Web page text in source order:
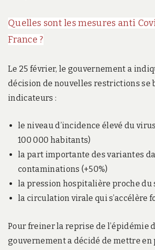
Quelles sont les mesures anti
France ?
Le 25 février, le gouvernement a
décision de nouvelles restrictions se
indicateurs :
le niveau d’incidence élevé du
100 000 habitants)
la part importante des variantes
contaminations (+50%)
la pression hospitalière proche du
la circulation virale qui s’accélère
Pour freiner la reprise de l’épidémie
gouvernement a décidé de mettre en